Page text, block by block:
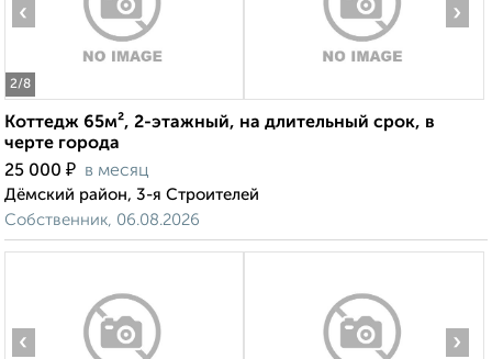
2/8
‹ ›
Коттедж 65м², 2-этажный, на длительный срок, в
черте города
25 000 ₽ в месяц
Дёмский район, 3-я Строителей
Собственник, 06.08.2026
‹ ›